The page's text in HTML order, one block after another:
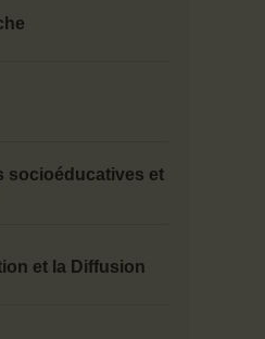
socioéducatives et
et la Diffusion